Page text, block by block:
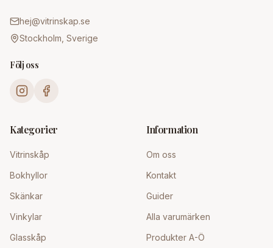
hej@vitrinskap.se
Stockholm, Sverige
Följ oss
Kategorier
Vitrinskåp
Bokhyllor
Skänkar
Vinkylar
Glasskåp
Information
Om oss
Kontakt
Guider
Alla varumärken
Produkter A-Ö